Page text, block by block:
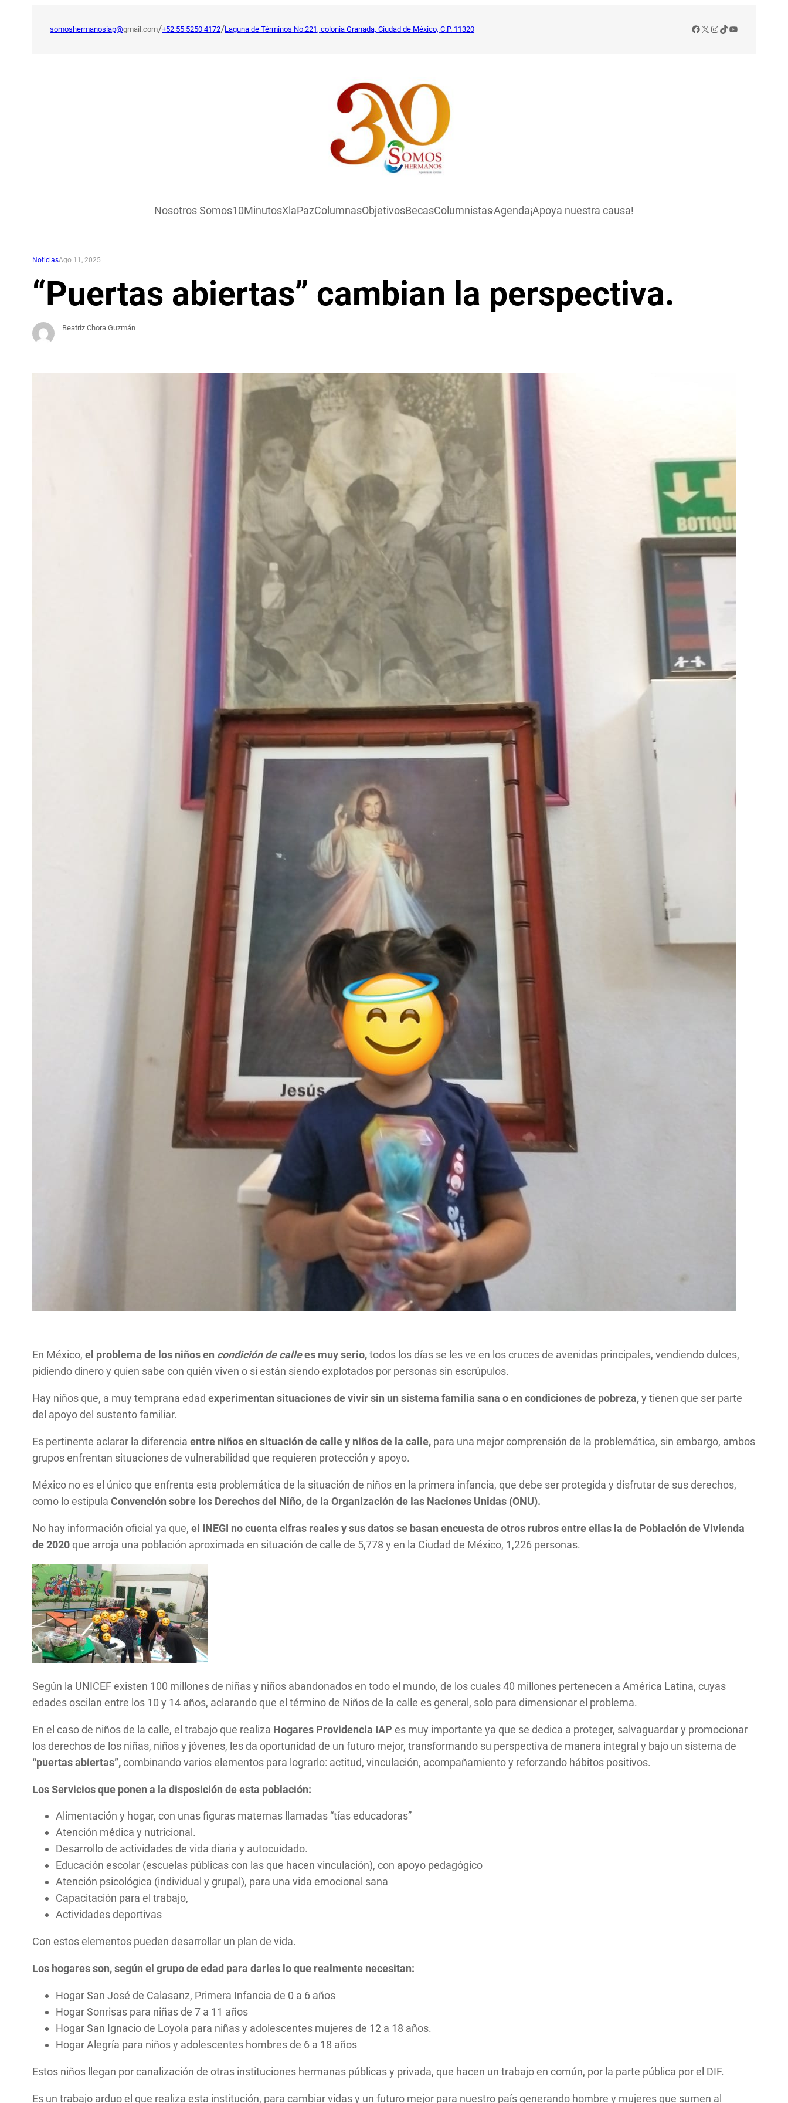
somoshermanosiap@gmail.com/+52 55 5250 4172/Laguna de Términos No.221, colonia Granada, Ciudad de México, C.P. 11320 Facebook
X Instagram
TikTok
YouTube
Nosotros Somos10MinutosXlaPazColumnasObjetivosBecasColumnistasAgenda¡Apoya nuestra causa!
NoticiasAgo 11, 2025
“Puertas abiertas” cambian la perspectiva.
Beatriz Chora Guzmán
En México,el problema de los niños en condición de callees muy serio,todos los días se les ve en los cruces de avenidas principales, vendiendo dulces,
pidiendo dinero y quien sabe con quién viven o si están siendo explotados por personas sin escrúpulos.
Hay niños que, a muy temprana edadexperimentan situaciones de vivir sin un sistema familia sana o en condiciones de pobreza,y tienen que ser parte
del apoyo del sustento familiar.
Es pertinente aclarar la diferenciaentre niños en situación de calle y niños de la calle, para una mejor comprensión de la problemática, sin embargo, ambos
grupos enfrentan situaciones de vulnerabilidad que requieren protección y apoyo.
México no es el único que enfrenta esta problemática de la situación de niños en la primera infancia, que debe ser protegida y disfrutar de sus derechos,
como lo estipulaConvención sobre los Derechos del Niño, de la Organización de las Naciones Unidas (ONU).
No hay información oficial ya que,el INEGI no cuenta cifras reales y sus datos se basan encuesta de otros rubros entre ellas la de Población de Vivienda
de 2020 que arroja una población aproximada en situación de calle de 5,778 y en la Ciudad de México, 1,226 personas.
Según la UNICEF existen 100 millones de niñas y niños abandonados en todo el mundo, de los cuales 40 millones pertenecen a América Latina, cuyas
edades oscilan entre los 10 y 14 años, aclarando que el término de Niños de la calle es general, solo para dimensionar el problema.
En el caso de niños de la calle, el trabajo que realiza Hogares Providencia IAP es muy importante ya que se dedica a proteger, salvaguardar y promocionar
los derechos de los niñas, niños y jóvenes, les da oportunidad de un futuro mejor, transformando su perspectiva de manera integral y bajo un sistema de
“puertas abiertas”,combinando varios elementos para lograrlo: actitud, vinculación, acompañamiento y reforzando hábitos positivos.
Los Servicios que ponen a la disposición de esta población:
Alimentación y hogar, con unas figuras maternas llamadas “tías educadoras”
Atención médica y nutricional.
Desarrollo de actividades de vida diaria y autocuidado.
Educación escolar (escuelas públicas con las que hacen vinculación), con apoyo pedagógico
Atención psicológica (individual y grupal), para una vida emocional sana
Capacitación para el trabajo,
Actividades deportivas
Con estos elementos pueden desarrollar un plan de vida.
Los hogares son, según el grupo de edad para darles lo que realmente necesitan:
Hogar San José de Calasanz, Primera Infancia de 0 a 6 años
Hogar Sonrisas para niñas de 7 a 11 años
Hogar San Ignacio de Loyola para niñas y adolescentes mujeres de 12 a 18 años.
Hogar Alegría para niños y adolescentes hombres de 6 a 18 años
Estos niños llegan por canalización de otras instituciones hermanas públicas y privada, que hacen un trabajo en común, por la parte pública por el DIF.
Es un trabajo arduo el que realiza esta institución, para cambiar vidas y un futuro mejor para nuestro país generando hombre y mujeres que sumen al